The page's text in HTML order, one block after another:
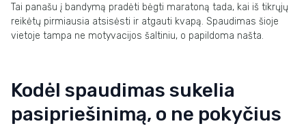
Tai panašu į bandymą pradėti bėgti maratoną tada, kai iš tikrųjų
reikėtų pirmiausia atsisėsti ir atgauti kvapą. Spaudimas šioje
vietoje tampa ne motyvacijos šaltiniu, o papildoma našta.
Kodėl spaudimas sukelia
pasipriešinimą, o ne pokyčius